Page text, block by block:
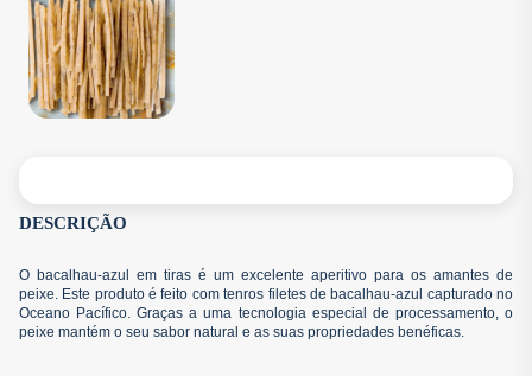
DESCRIÇÃO
O bacalhau-azul em tiras é um excelente aperitivo para os amantes de
peixe. Este produto é feito com tenros filetes de bacalhau-azul capturado no
Oceano Pacífico. Graças a uma tecnologia especial de processamento, o
peixe mantém o seu sabor natural e as suas propriedades benéficas.